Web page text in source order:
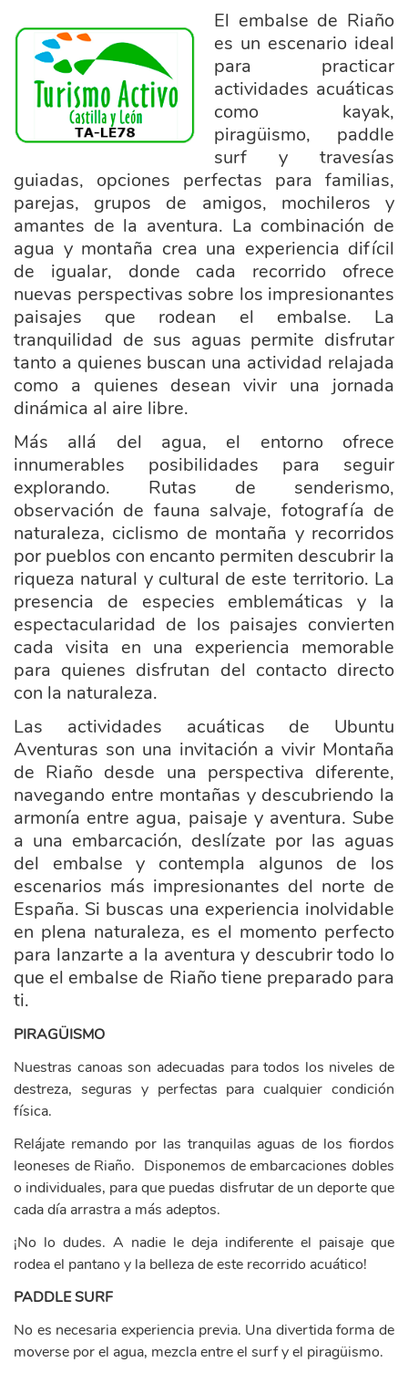
turismo-activo.png
El embalse de Riaño
es un escenario ideal
para practicar
actividades acuáticas
como kayak,
piragüismo, paddle
surf y travesías
guiadas, opciones perfectas para familias,
parejas, grupos de amigos, mochileros y
amantes de la aventura. La combinación de
agua y montaña crea una experiencia difícil
de igualar, donde cada recorrido ofrece
nuevas perspectivas sobre los impresionantes
paisajes que rodean el embalse. La
tranquilidad de sus aguas permite disfrutar
tanto a quienes buscan una actividad relajada
como a quienes desean vivir una jornada
dinámica al aire libre.
Más allá del agua, el entorno ofrece
innumerables posibilidades para seguir
explorando. Rutas de senderismo,
observación de fauna salvaje, fotografía de
naturaleza, ciclismo de montaña y recorridos
por pueblos con encanto permiten descubrir la
riqueza natural y cultural de este territorio. La
presencia de especies emblemáticas y la
espectacularidad de los paisajes convierten
cada visita en una experiencia memorable
para quienes disfrutan del contacto directo
con la naturaleza.
Las actividades acuáticas de Ubuntu
Aventuras son una invitación a vivir Montaña
de Riaño desde una perspectiva diferente,
navegando entre montañas y descubriendo la
armonía entre agua, paisaje y aventura. Sube
a una embarcación, deslízate por las aguas
del embalse y contempla algunos de los
escenarios más impresionantes del norte de
España. Si buscas una experiencia inolvidable
en plena naturaleza, es el momento perfecto
para lanzarte a la aventura y descubrir todo lo
que el embalse de Riaño tiene preparado para
ti.
PIRAGÜISMO
Nuestras canoas son adecuadas para todos los niveles de
destreza, seguras y perfectas para cualquier condición
física.
Relájate remando por las tranquilas aguas de los fiordos
leoneses de Riaño. Disponemos de embarcaciones dobles
o individuales, para que puedas disfrutar de un deporte que
cada día arrastra a más adeptos.
¡No lo dudes. A nadie le deja indiferente el paisaje que
rodea el pantano y la belleza de este recorrido acuático!
PADDLE SURF
No es necesaria experiencia previa. Una divertida forma de
moverse por el agua, mezcla entre el surf y el piragüismo.